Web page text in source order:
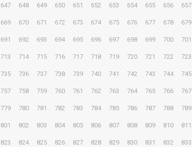
647 648 649 650 651 652 653 654 655 656 657
669 670 671 672 673 674 675 676 677 678 679
691 692 693 694 695 696 697 698 699 700 701
713 714 715 716 717 718 719 720 721 722 723
735 736 737 738 739 740 741 742 743 744 745
757 758 759 760 761 762 763 764 765 766 767
779 780 781 782 783 784 785 786 787 788 789
801 802 803 804 805 806 807 808 809 810 811
823 824 825 826 827 828 829 830 831 832 833